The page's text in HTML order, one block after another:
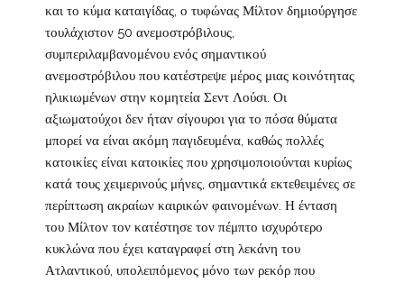
και το κύμα καταιγίδας, ο τυφώνας Μίλτον δημιούργησε
τουλάχιστον 50 ανεμοστρόβιλους,
συμπεριλαμβανομένου ενός σημαντικού
ανεμοστρόβιλου που κατέστρεψε μέρος μιας κοινότητας
ηλικιωμένων στην κομητεία Σεντ Λούσι. Οι
αξιωματούχοι δεν ήταν σίγουροι για το πόσα θύματα
μπορεί να είναι ακόμη παγιδευμένα, καθώς πολλές
κατοικίες είναι κατοικίες που χρησιμοποιούνται κυρίως
κατά τους χειμερινούς μήνες, σημαντικά εκτεθειμένες σε
περίπτωση ακραίων καιρικών φαινομένων. Η ένταση
του Μίλτον τον κατέστησε τον πέμπτο ισχυρότερο
κυκλώνα που έχει καταγραφεί στη λεκάνη του
Ατλαντικού, υπολειπόμενος μόνο των ρεκόρ που